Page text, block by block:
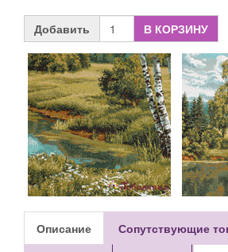
Добавить В КОРЗИНУ
Описание Сопутствующие